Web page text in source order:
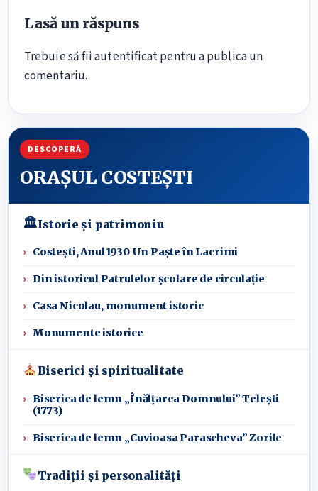
DESCOPERĂ
ORAȘUL COSTEȘTI
🏛Istorie și patrimoniu
Costești, Anul 1930 Un Paște în Lacrimi
Din istoricul Patrulelor școlare de circulație
Casa Nicolau, monument istoric
Monumente istorice
Biserici și spiritualitate
Biserica de lemn „Înălțarea Domnului” Telești
(1773)
Biserica de lemn „Cuvioasa Parascheva” Zorile
Tradiții și personalități
Lasă un răspuns
Trebuie să fiiautentificatpentru a publica un
comentariu.